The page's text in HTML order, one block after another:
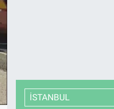
İSTANBUL